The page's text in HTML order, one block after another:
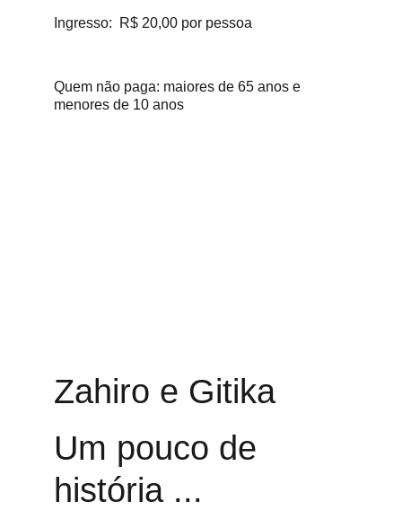
Ingresso:  R$ 20,00 por pessoa
Quem não paga: maiores de 65 anos e
menores de 10 anos
Zahiro e Gitika
Um pouco de
história ...